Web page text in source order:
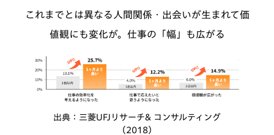
これまでとは異なる人間関係・出会いが生まれて価
値観にも変化が。 仕事の「幅」も広がる
出典：三菱UFJリサーチ& コンサルティング
（2018）